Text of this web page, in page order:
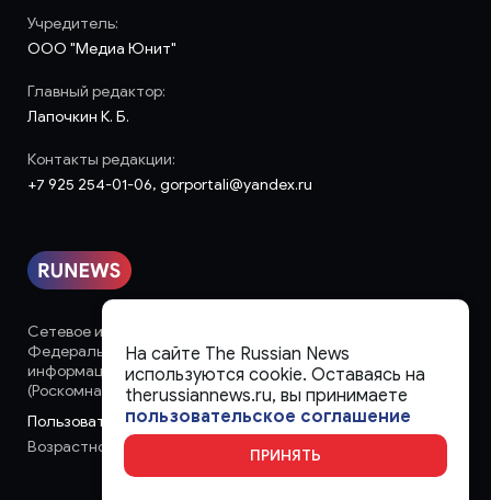
Сетевое издание «runews» (18+) зарегистрировано в
Федеральной службе по надзору в сфере связи,
информационных технологий и массовых коммуникаций
(Роскомнадзор)
Пользовательское соглашение
Возрастное ограничение:
Учредитель:
ООО "Медиа Юнит"
Главный редактор:
Лапочкин К. Б.
Контакты редакции:
+7 925 254-01-06, gorportali@yandex.ru
На сайте The Russian News
используются cookie. Оставаясь на
therussiannews.ru, вы принимаете
пользовательское соглашение
ПРИНЯТЬ